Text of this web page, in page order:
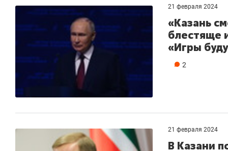
21 февраля 2024
«Казань
блестяще
«Игры
2
21 февраля 2024
В Казани